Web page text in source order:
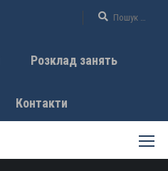
Розклад занять
Контакти